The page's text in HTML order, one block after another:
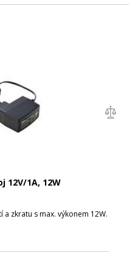
12V/1A, 12W
zkratu s max. výkonem 12W.